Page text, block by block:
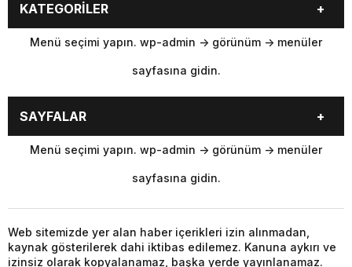
KATEGORİLER
Menü seçimi yapın. wp-admin -> görünüm -> menüler
sayfasına gidin.
SAYFALAR
Menü seçimi yapın. wp-admin -> görünüm -> menüler
sayfasına gidin.
Web sitemizde yer alan haber içerikleri izin alınmadan,
kaynak gösterilerek dahi iktibas edilemez. Kanuna aykırı ve
izinsiz olarak kopyalanamaz, başka yerde yayınlanamaz.